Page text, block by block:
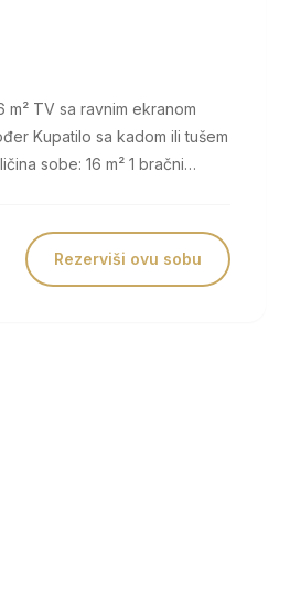
Rezerviši ovu sobu